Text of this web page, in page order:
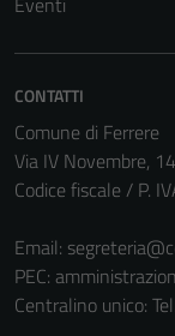
CONTATTI
Comune di Ferrere
Via IV Novembre,
Codice fiscale / P.
Email:
PEC:
Centralino unico: